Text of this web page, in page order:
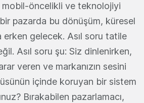
öncelikli ve teknolojiyi
pazarda bu dönüşüm, küresel
gelecek. Asıl soru tatile
Asıl soru şu: Siz dinlenirken,
veren ve markanızın sesini
içinde koruyan bir sistem
Bırakabilen pazarlamacı,